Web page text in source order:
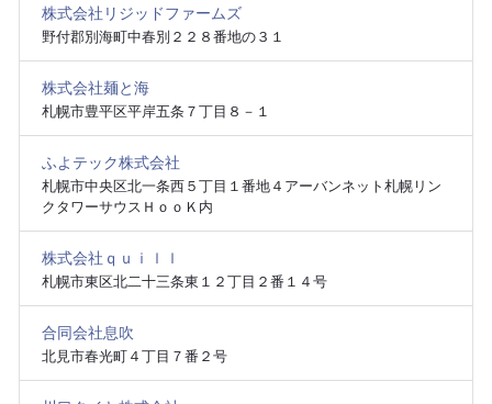
株式会社リジッドファームズ
野付郡別海町中春別２２８番地の３１
株式会社麺と海
札幌市豊平区平岸五条７丁目８－１
ふよテック株式会社
札幌市中央区北一条西５丁目１番地４アーバンネット札幌リン
クタワーサウスＨｏｏＫ内
株式会社ｑｕｉｌｌ
札幌市東区北二十三条東１２丁目２番１４号
合同会社息吹
北見市春光町４丁目７番２号